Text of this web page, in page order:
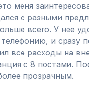
меня
с разными
всего. У нее
и сразу
все расходы на
с 8 постами.
прозрачным.